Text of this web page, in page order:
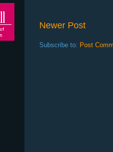
Newer Post
Subscribe to: Post